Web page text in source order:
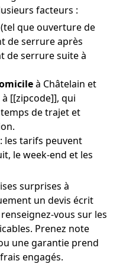
facteurs :
(tel que ouverture de
de serrure après
de serrure suite à
à Châtelain et
[[zipcode]], qui
de trajet et
: les tarifs peuvent
le week-end et les
surprises à
un devis écrit
vous sur les
Prenez note
une garantie prend
engagés.